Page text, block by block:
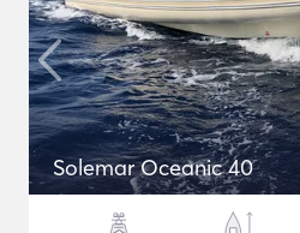
Solemar Oceanic 40